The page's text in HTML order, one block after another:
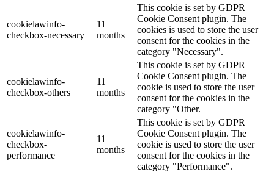
cookielawinfo-
checkbox-necessary
11
months
This cookie is set by GDPR
Cookie Consent plugin. The
cookies is used to store the user
consent for the cookies in the
category "Necessary".
cookielawinfo-
checkbox-others
11
months
This cookie is set by GDPR
Cookie Consent plugin. The
cookie is used to store the user
consent for the cookies in the
category "Other.
cookielawinfo-
checkbox-
performance
11
months
This cookie is set by GDPR
Cookie Consent plugin. The
cookie is used to store the user
consent for the cookies in the
category "Performance".